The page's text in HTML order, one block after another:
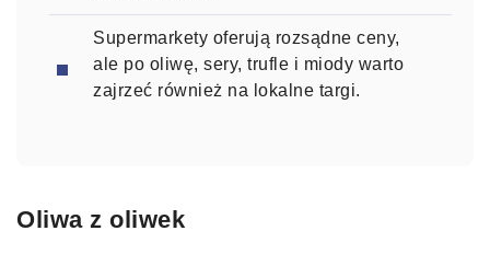
Supermarkety oferują rozsądne ceny,
ale po oliwę, sery, trufle i miody warto
zajrzeć również na lokalne targi.
Oliwa z oliwek